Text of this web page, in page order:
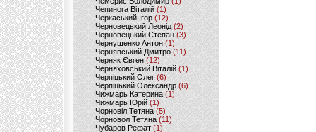
Чепинога Віталій (1)
Черкаський Ігор (12)
Черновецький Леонід(2)
Черновецький Степан (3)
Чернушенко Антон (1)
Чернявський Дмитро(11)
Черняк Євген(12)
Черняховський Віталій (1)
Черпіцький Олег (6)
Черпіцький Олександр (6)
Чижмарь Катерина (1)
Чижмарь Юрій (1)
Чорновіл Тетяна (5)
Чорновол Тетяна (11)
Чубаров Рефат (1)